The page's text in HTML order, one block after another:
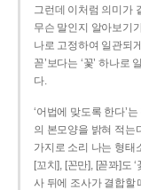
그런데 이처럼 의미가
무슨 말인지 알아보기
나로 고정하여 일관되
꼳’보다는 ‘꽃’ 하나로
다.
‘어법에 맞도록 한다’
의 본모양을 밝혀 적는
가지로 소리 나는 형태
[꼬치], [꼰만], [꼳꽈]도
사 뒤에 조사가 결합할